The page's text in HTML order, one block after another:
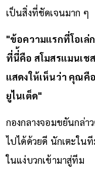
เป็นสิ่งที่ชัดเจนมาก ๆ
"ข้อความแรกที่โอเล่
ที่นี่้คือ สโมสรแมนเช
แสดงให้เห็นว่า คุณคื
ยูไนเต็ด"
กองกลางจอมขยันกล่า
ไปได้ด้วยดี นักเตะใน
ในแง่บวกเข้ามาสู่ทีม